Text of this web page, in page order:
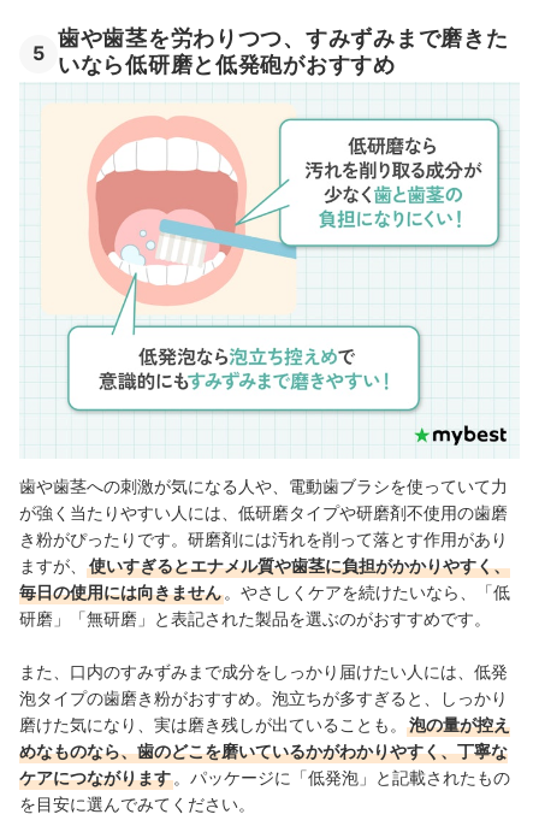
5
歯や歯茎を労わりつつ、すみずみまで磨きた
いなら低研磨と低発砲がおすすめ
歯や歯茎への刺激が気になる人や、電動歯ブラシを使っていて力
が強く当たりやすい人には、低研磨タイプや研磨剤不使用の歯磨
き粉がぴったりです。研磨剤には汚れを削って落とす作用があり
ますが、
使いすぎるとエナメル質や歯茎に負担がかかりやすく、
毎日の使用には向きません 。やさしくケアを続けたいなら、「低
研磨」「無研磨」と表記された製品を選ぶのがおすすめです。
また、口内のすみずみまで成分をしっかり届けたい人には、低発
泡タイプの歯磨き粉がおすすめ。泡立ちが多すぎると、しっかり
磨けた気になり、実は磨き残しが出ていることも。
泡の量が控え
めなものなら、歯のどこを磨いているかがわかりやすく、丁寧な
ケアにつながります 。パッケージに「低発泡」と記載されたもの
を目安に選んでみてください。